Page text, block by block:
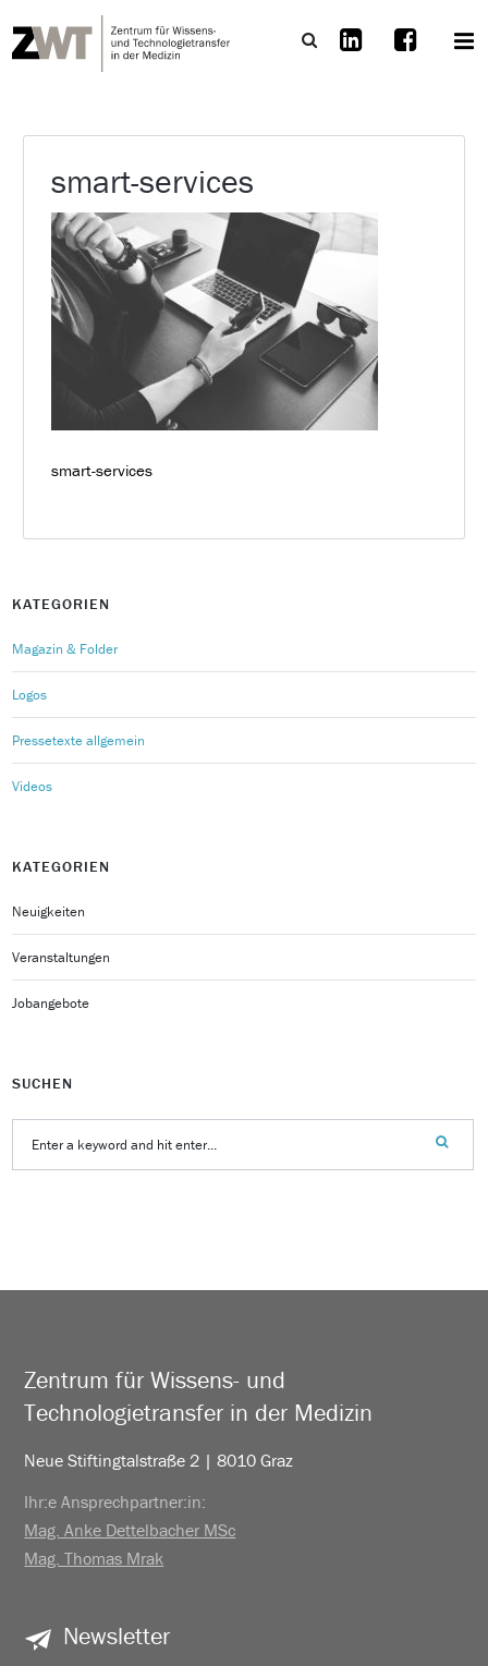
smart-services
smart-services
KATEGORIEN
Magazin & Folder
Logos
Pressetexte allgemein
Videos
KATEGORIEN
Neuigkeiten
Veranstaltungen
Jobangebote
SUCHEN
Zentrum für Wissens- und
Technologietransfer in der Medizin
Neue Stiftingtalstraße 2 | 8010 Graz
Ihr:e Ansprechpartner:in:
Mag. Anke Dettelbacher MSc
Mag. Thomas Mrak
Newsletter